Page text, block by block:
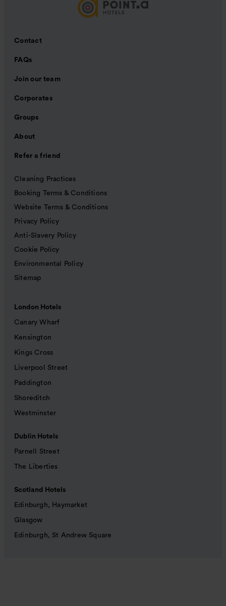
Contact
FAQs
Join our team
Corporates
Groups
About
Refer a friend
Cleaning Practices
Booking Terms & Conditions
Website Terms & Conditions
Privacy Policy
Anti-Slavery Policy
Cookie Policy
Environmental Policy
Sitemap
London Hotels
Canary Wharf
Kensington
Kings Cross
Liverpool Street
Paddington
Shoreditch
Westminster
Dublin Hotels
Parnell Street
The Liberties
Scotland Hotels
Edinburgh, Haymarket
Glasgow
Edinburgh, St Andrew Square